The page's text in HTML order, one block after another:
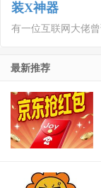
装X神器
有一位互联网大佬
最新推荐